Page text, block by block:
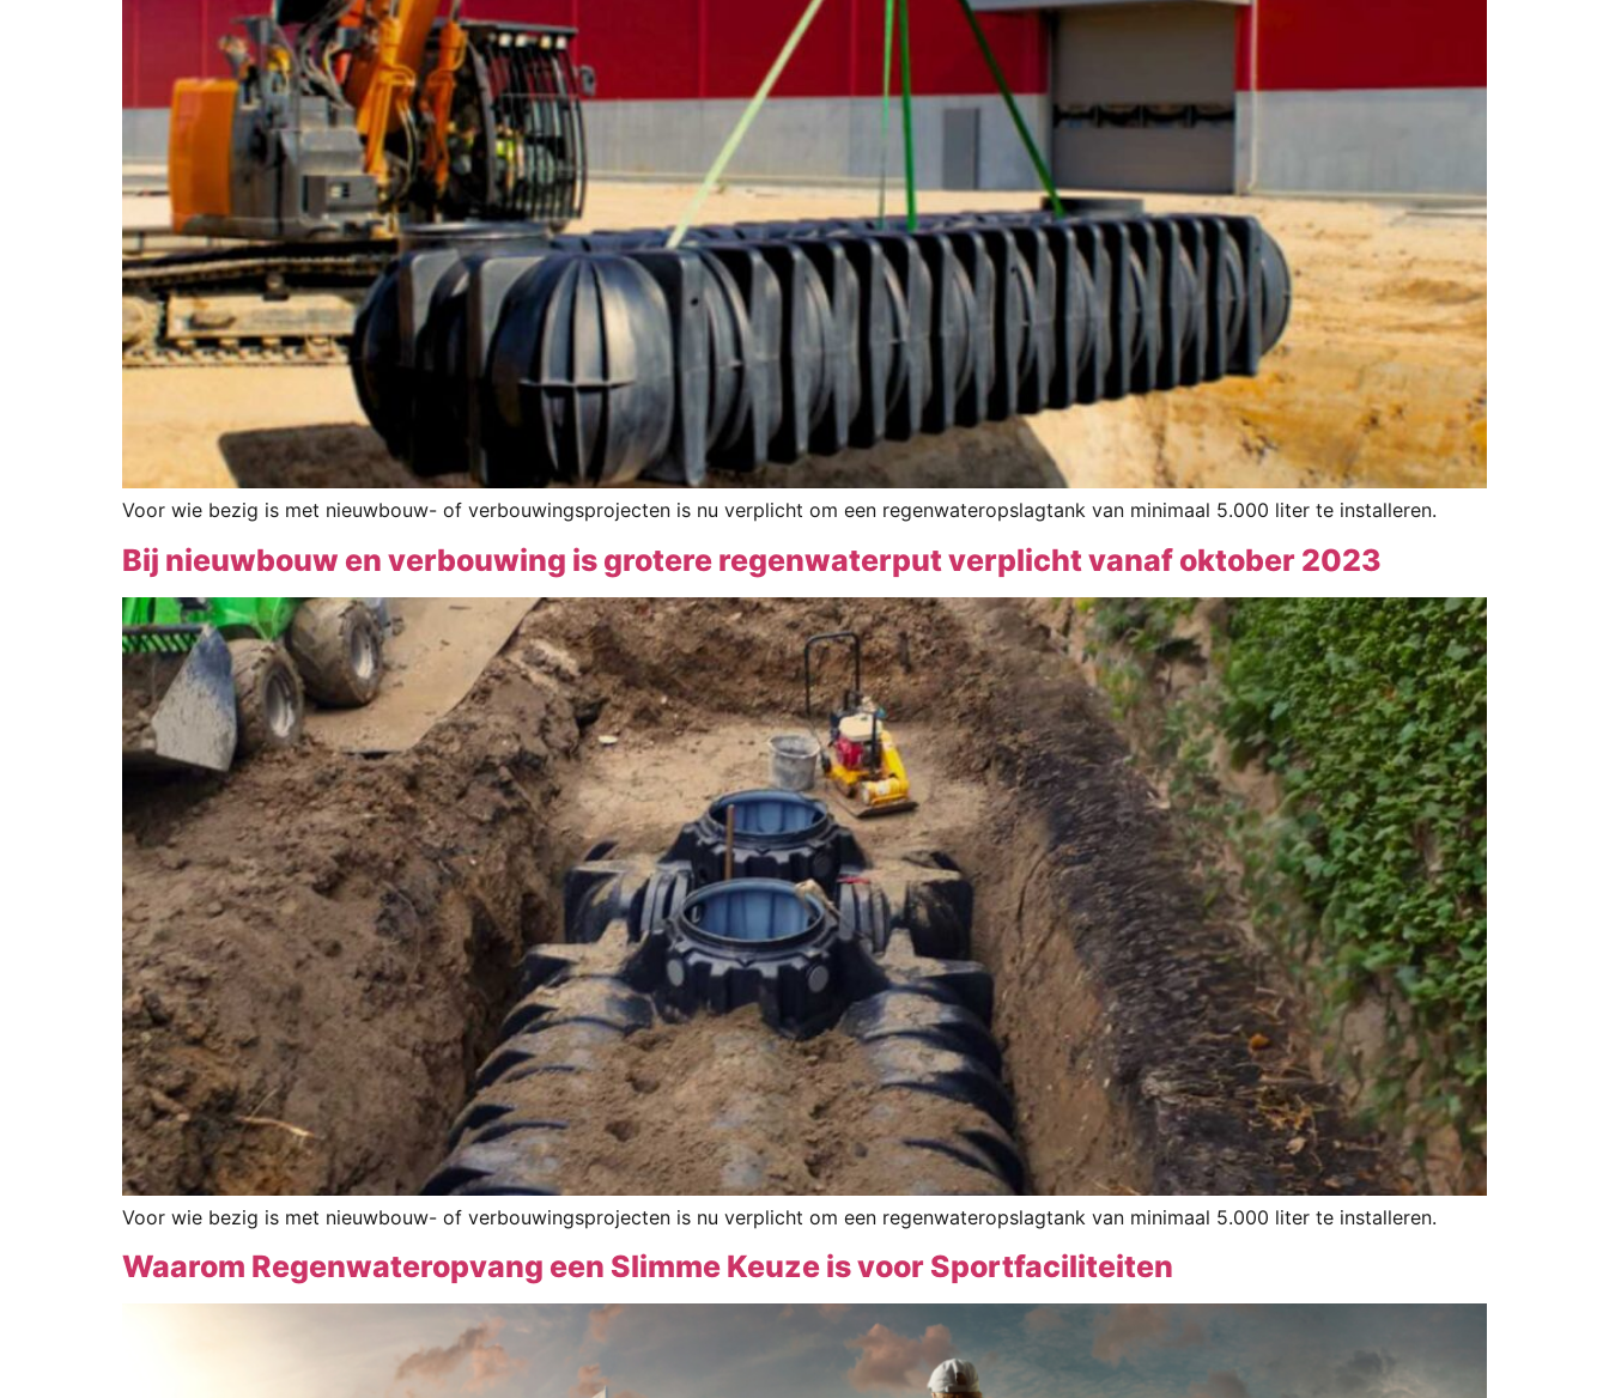
Voor wie bezig is met nieuwbouw- of verbouwingsprojecten is nu verplicht om een regenwateropslagtank van minimaal 5.000 liter te installeren.
Bij nieuwbouw en verbouwing is grotere regenwaterput verplicht vanaf oktober 2023
Voor wie bezig is met nieuwbouw- of verbouwingsprojecten is nu verplicht om een regenwateropslagtank van minimaal 5.000 liter te installeren.
Waarom Regenwateropvang een Slimme Keuze is voor Sportfaciliteiten